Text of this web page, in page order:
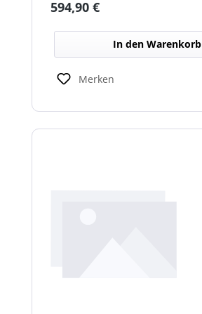
schlechten Lichtverhältnissen.
Regulärer Preis:
594,90 €
In den Warenkorb
Merken